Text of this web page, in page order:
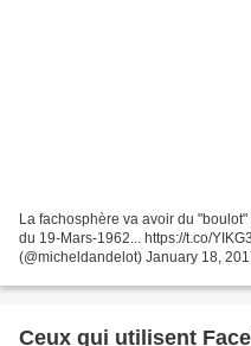
La fachosphère va avoir du
du 19-Mars-1962... https://t.co/
(@micheldandelot) January 18,
Ceux qui utilisent